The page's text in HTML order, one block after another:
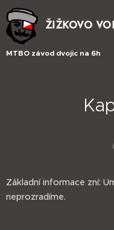
ŽIŽKOVO
MTBO závod dvojic na 6h
Základní informace zní:
neprozradíme.